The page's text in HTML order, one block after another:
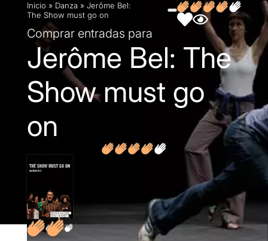
Inicio » Danza » Jerôme Bel:
The Show must go on
Comprar entradas para
Jerôme Bel: The
Show must go
on